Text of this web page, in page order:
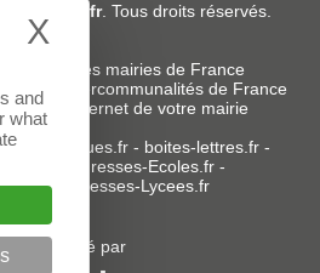
Mairies.fr. Tous droits réservés.
Services :
e-mails des mairies de France
des intercommunalités de France
du site internet de votre mairie
- boites-lettres.fr-
Adresses-Ecoles.fr -
- Adresses-Lycees.fr
édité par
and
what
X